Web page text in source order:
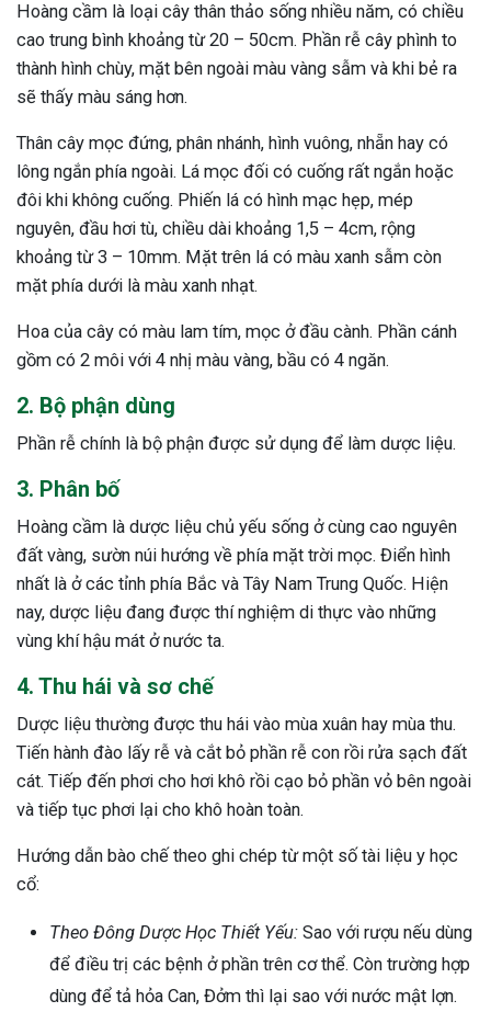
Sau Sinh Có Tự Khỏi
sau sinh là tình trạng viêm da
phổ biến, khiến đôi bàn tay,
của chị em trở nên khô...
Hoàng cầm là loại cây thân thảo sống nhiều năm, có chiều
cao trung bình khoảng từ 20 – 50cm. Phần rễ cây phình to
thành hình chùy, mặt bên ngoài màu vàng sẫm và khi bẻ ra
sẽ thấy màu sáng hơn.
Thân cây mọc đứng, phân nhánh, hình vuông, nhẵn hay có
lông ngắn phía ngoài. Lá mọc đối có cuống rất ngắn hoặc
đôi khi không cuống. Phiến lá có hình mạc hẹp, mép
nguyên, đầu hơi tù, chiều dài khoảng 1,5 – 4cm, rộng
khoảng từ 3 – 10mm. Mặt trên lá có màu xanh sẫm còn
mặt phía dưới là màu xanh nhạt.
Hoa của cây có màu lam tím, mọc ở đầu cành. Phần cánh
gồm có 2 môi với 4 nhị màu vàng, bầu có 4 ngăn.
2. Bộ phận dùng
Phần rễ chính là bộ phận được sử dụng để làm dược liệu.
3. Phân bố
Hoàng cầm là dược liệu chủ yếu sống ở cùng cao nguyên
đất vàng, sườn núi hướng về phía mặt trời mọc. Điển hình
nhất là ở các tỉnh phía Bắc và Tây Nam Trung Quốc. Hiện
nay, dược liệu đang được thí nghiệm di thực vào những
vùng khí hậu mát ở nước ta.
4. Thu hái và sơ chế
Dược liệu thường được thu hái vào mùa xuân hay mùa thu.
Tiến hành đào lấy rễ và cắt bỏ phần rễ con rồi rửa sạch đất
cát. Tiếp đến phơi cho hơi khô rồi cạo bỏ phần vỏ bên ngoài
và tiếp tục phơi lại cho khô hoàn toàn.
Hướng dẫn bào chế theo ghi chép từ một số tài liệu y học
cổ:
Theo Đông Dược Học Thiết Yếu: Sao với rượu nếu dùng
để điều trị các bệnh ở phần trên cơ thể. Còn trường hợp
dùng để tả hỏa Can, Đởm thì lại sao với nước mật lợn.